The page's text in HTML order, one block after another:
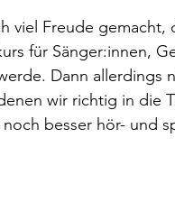
viel Freude gemacht,
für Sänger:innen,
Dann allerdings
wir richtig in die
besser hör- und